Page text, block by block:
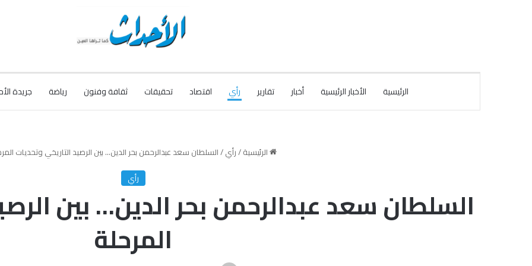
الرئيسية الأخبار الرئيسية أخبار تقارير رأي اقتصاد تحقيقات ثقافة وفنون رياضة جريدة
الرئيسية/رأي/السلطان سعد عبدالرحمن بحر الدين… بين الرصيد التاريخي وتحديات
رأي
السلطان سعد عبدالرحمن بحر الدين… بين
المرحلة